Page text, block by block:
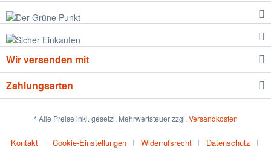
Wir versenden mit
Zahlungsarten
* Alle Preise inkl. gesetzl. Mehrwertsteuer zzgl. Versandkosten
Kontakt Cookie-Einstellungen Widerrufsrecht Datenschutz